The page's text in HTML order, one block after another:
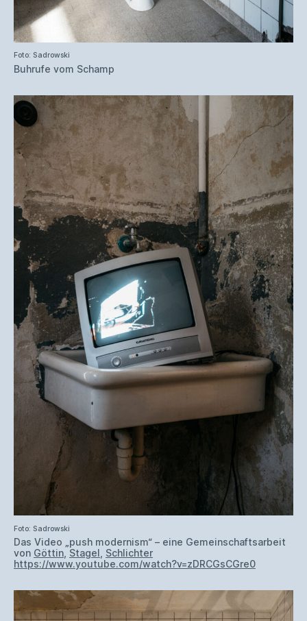
Foto: Sadrowski
Buhrufe vom Schamp
Foto: Sadrowski
Das Video „push modernism“ – eine Gemeinschaftsarbeit
von Göttin Stagel Schlichter
https://www.youtube.com/watch?v=zDRCGsCGre0